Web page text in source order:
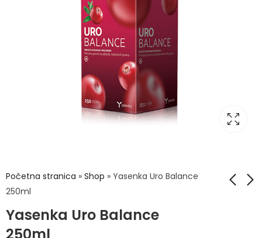
Početna stranica » Shop » Yasenka Uro Balance
250ml
Yasenka Uro Balance